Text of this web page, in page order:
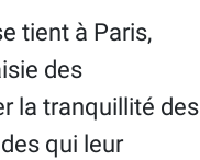
tient à Paris,
des
la tranquillité des
qui leur